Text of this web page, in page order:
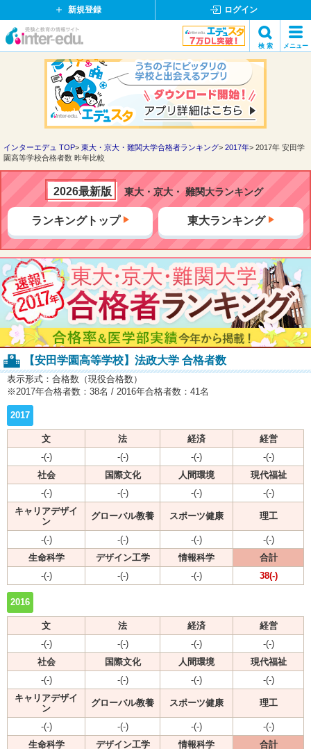
新規登録 ログイン
イ
ド
ッ
ト
検 索 メニュー
検索
インターエデュ TOP 東大・京大・難関大学合格者ランキング 2017年
2017年 安田学
園高等学校合格者数 昨年比較
2026最新版 東大・京大・ 難関大ランキング
ランキングトップ 東大ランキング
【安田学園高等学校】法政大学 合格者数
表示形式：合格数（現役合格数）
※2017年合格者数：38名 / 2016年合格者数：41名
2017
文 法 経済
経営
-(-)
-(-) -(-)
-(-)
社会
国際文化 人間環境
現代福祉
-(-)
-(-) -(-)
-(-)
キャリアデザイ
ン
グローバル教養 スポーツ健康 理工
-(-) -(-) -(-)
-(-)
生命科学
デザイン工学 情報科学
合計
-(-)
-(-) -(-) 38(-)
2016
文 法 経済
経営
-(-)
-(-) -(-)
-(-)
社会
国際文化 人間環境
現代福祉
-(-)
-(-) -(-)
-(-)
キャリアデザイ
ン
グローバル教養 スポーツ健康 理工
-(-) -(-) -(-)
-(-)
生命科学
デザイン工学 情報科学
合計